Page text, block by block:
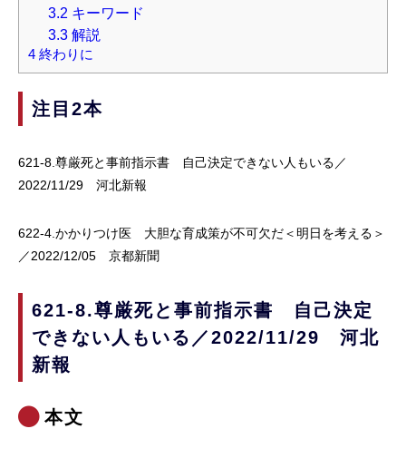
3.2 キーワード
3.3解説
4 終わりに
注目2本
621-8.尊厳死と事前指示書 自己決定できない人もいる／
2022/11/29 河北新報
622-4.かかりつけ医 大胆な育成策が不可欠だ＜明日を考える＞
／2022/12/05 京都新聞
621-8.尊厳死と事前指示書 自己決定
できない人もいる／2022/11/29 河北
新報
本文